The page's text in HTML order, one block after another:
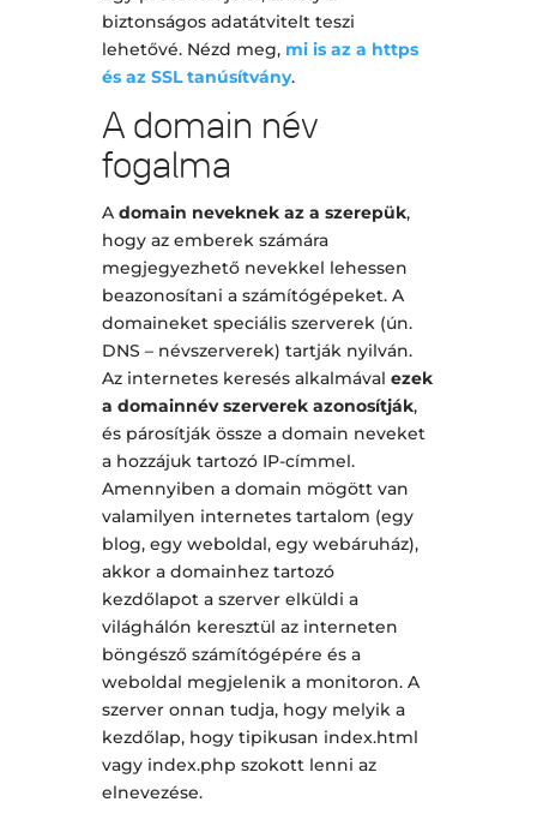
biztonságos adatátvitelt teszi
lehetővé. Nézd meg, mi is az a https
és az SSL tanúsítvány.
A domain név
fogalma
A domain neveknek az a szerepük,
hogy az emberek számára
megjegyezhető nevekkel lehessen
beazonosítani a számítógépeket. A
domaineket speciális szerverek (ún.
DNS – névszerverek) tartják nyilván.
Az internetes keresés alkalmával ezek
a domainnév szerverek azonosítják,
és párosítják össze a domain neveket
a hozzájuk tartozó IP-címmel.
Amennyiben a domain mögött van
valamilyen internetes tartalom (egy
blog, egy weboldal, egy webáruház),
akkor a domainhez tartozó
kezdőlapot a szerver elküldi a
világhálón keresztül az interneten
böngésző számítógépére és a
weboldal megjelenik a monitoron. A
szerver onnan tudja, hogy melyik a
kezdőlap, hogy tipikusan index.html
vagy index.php szokott lenni az
elnevezése.